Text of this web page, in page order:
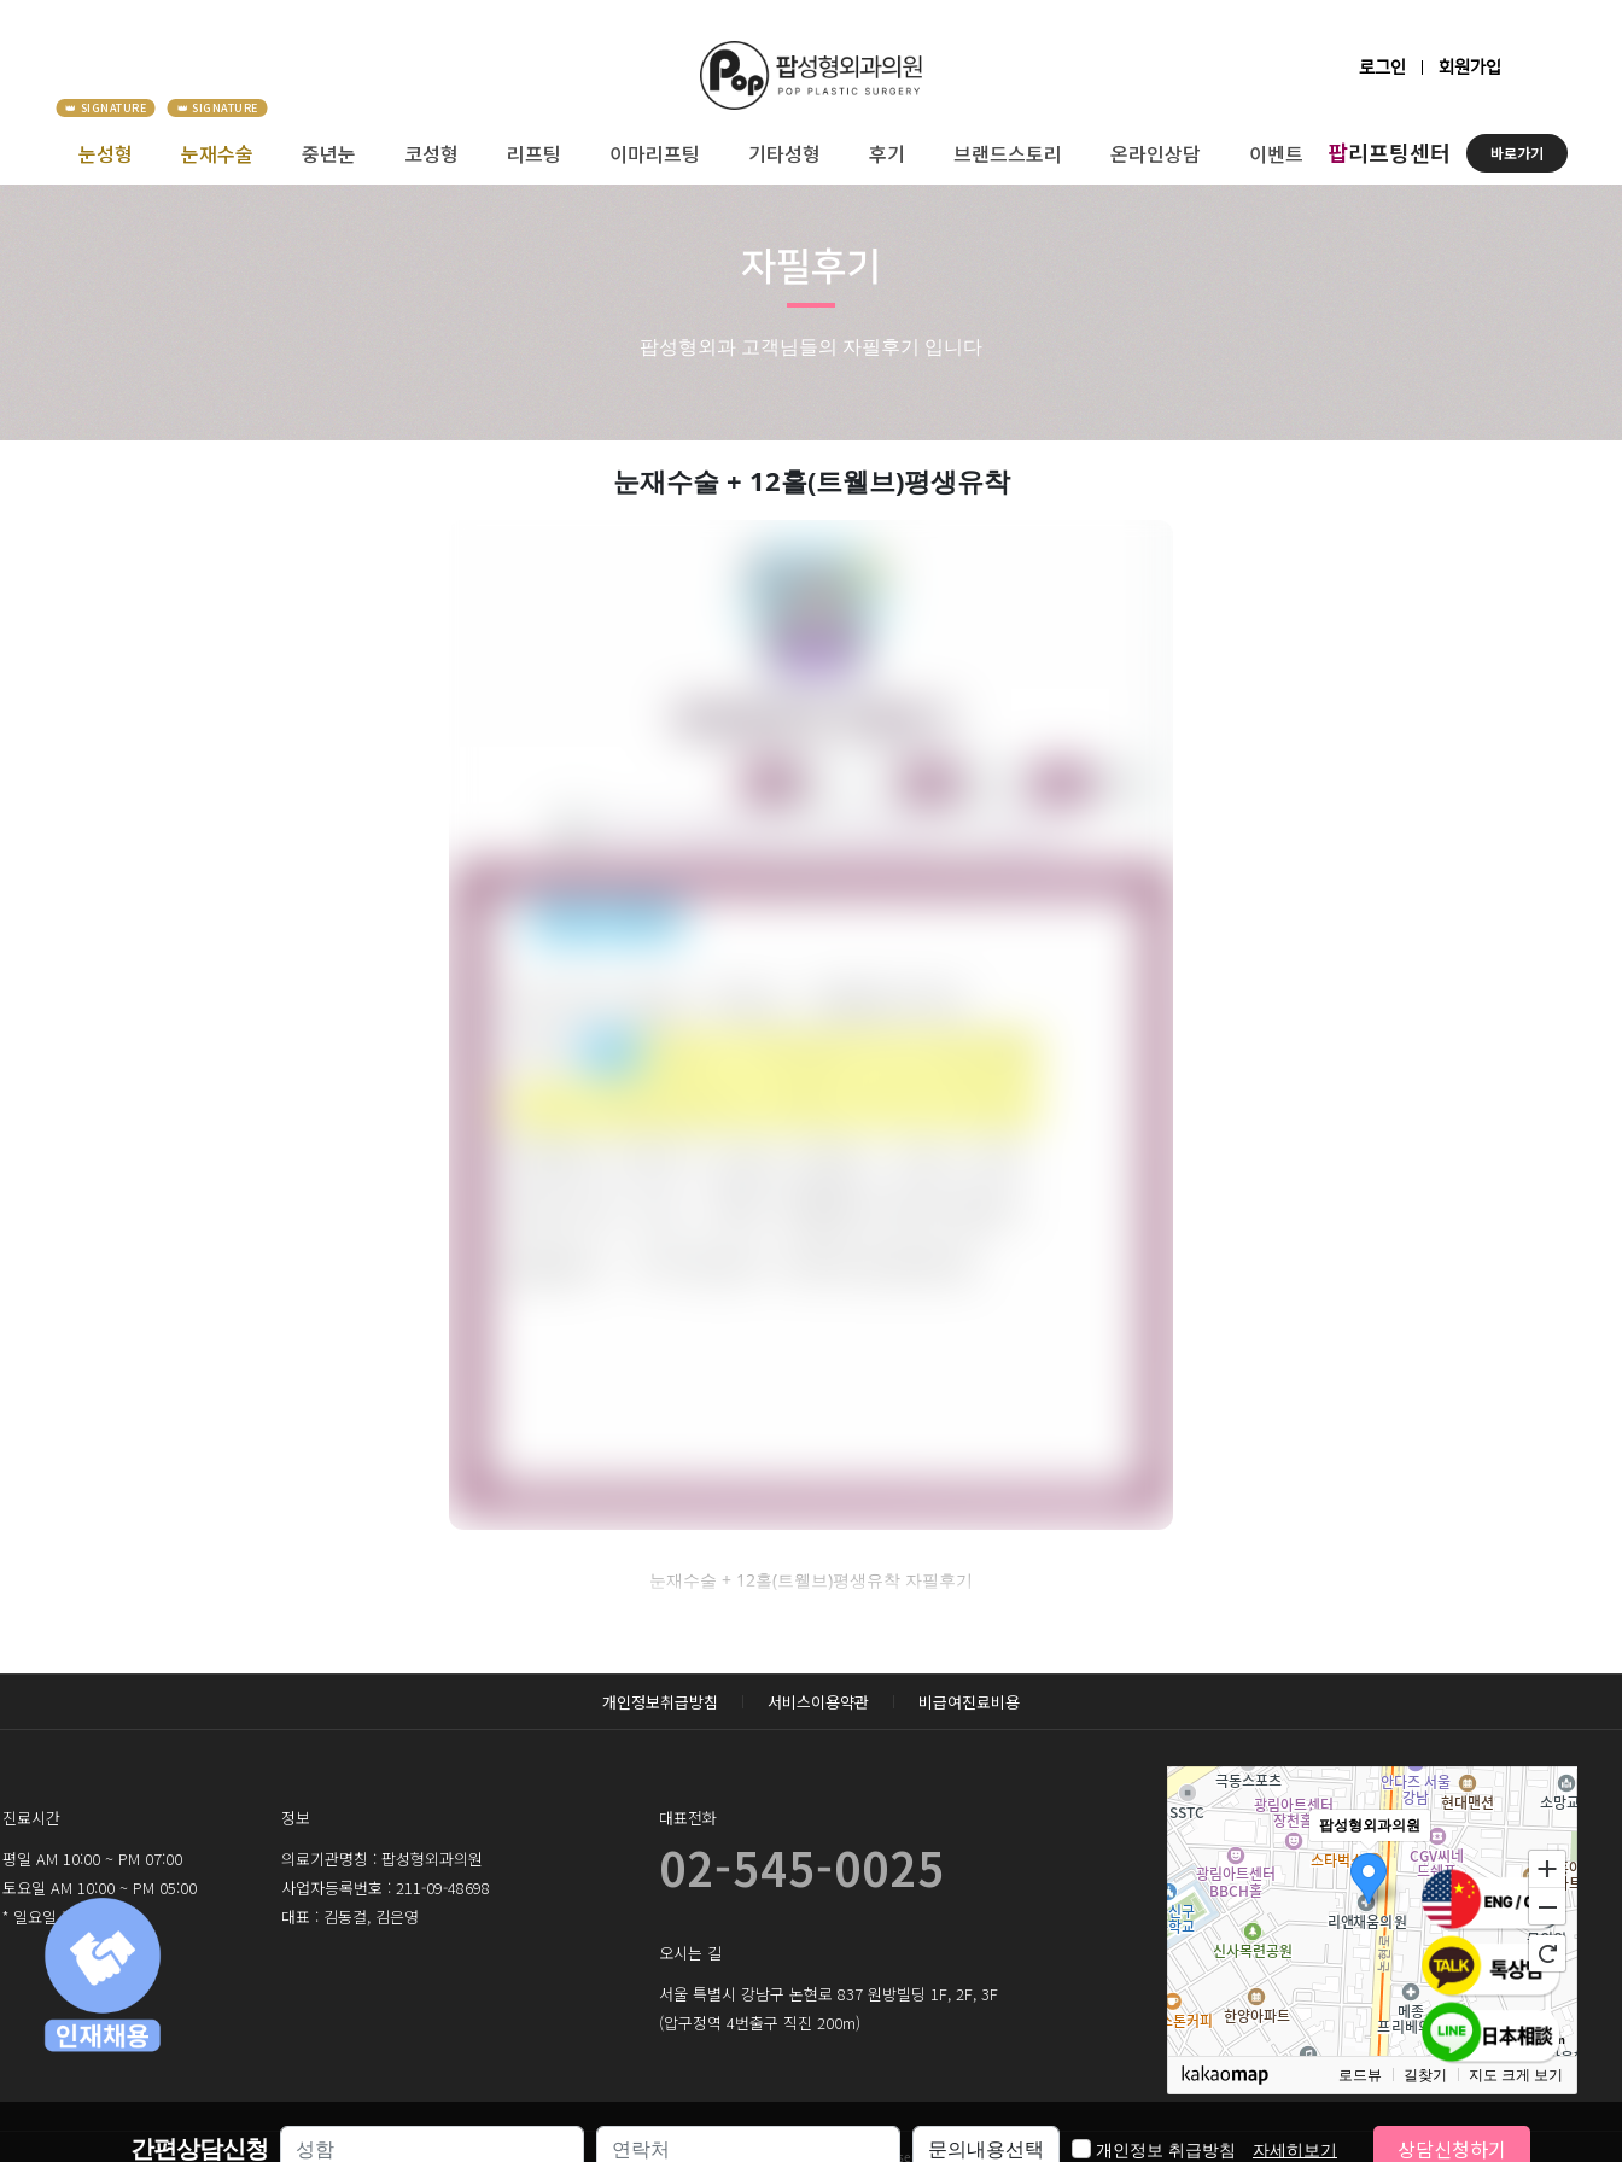
로그인 회원가입
눈성형 눈재수술 중년눈 코성형 리프팅 이마리프팅 기타성형 후기 브랜드스토리 온라인상담 이벤트 팝리프팅센터 바로가기
자필후기
팝성형외과 고객님들의 자필후기 입니다
눈재수술 + 12홀(트웰브)평생유착
자필후기 전체 내용은
로그인하기
눈재수술 + 12홀(트웰브)평생유착 자필후기
개인정보취급방침 서비스이용약관 비급여진료비용
진료시간
평일 AM 10:00 ~ PM 07:00
토요일 AM 10:00 ~ PM 05:00
* 일요일 휴진
정보
의료기관명칭 : 팝성형외과의원
사업자등록번호 : 211-09-48698
대표 : 김동걸, 김은영
대표전화
02-545-0025
오시는 길
서울 특별시 강남구 논현로 837 원방빌딩 1F, 2F, 3F
(압구정역 4번출구 직진 200m)
팝성형외과의원
100m
로드뷰 길찾기 지도 크게 보기
All rights reserved.
간편상담신청 개인정보 취급방침 자세히보기 상담신청하기